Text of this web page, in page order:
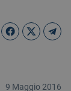
9 Maggio 2016